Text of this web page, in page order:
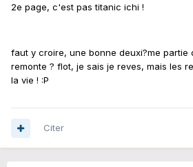
2e page, c'est pas titanic ichi !
faut y croire, une bonne deuxi?me partie
remonte ? flot, je sais je reves, mais les
la vie ! :P
Citer